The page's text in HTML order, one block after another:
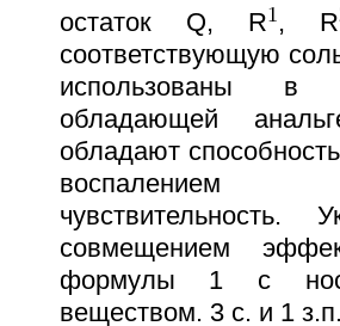
остаток Q, R1 , R
соответствующую
использованы в
обладающей
обладают
воспалением
чувствительность.
совмещением
формулы 1 с
веществом. 3 c. и 1